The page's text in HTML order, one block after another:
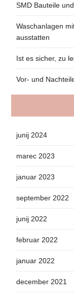
SMD Bauteile
Waschanlagen
ausstatten
Ist es sicher, zu
Vor- und
junij 2024
marec 2023
januar 2023
september 2022
junij 2022
februar 2022
januar 2022
december 2021